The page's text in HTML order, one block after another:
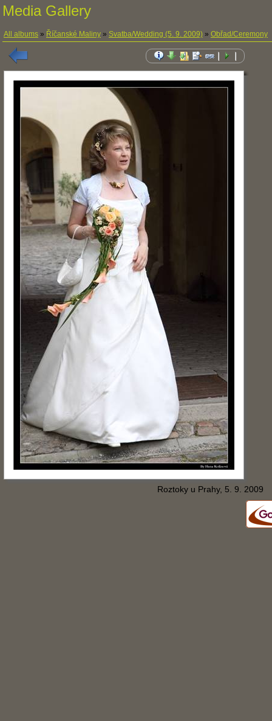
Media Gallery
All albums » Říčanské Maliny » Svatba/Wedding (5. 9. 2009) » Obřad/Ceremony
Roztoky u Prahy, 5. 9. 2009